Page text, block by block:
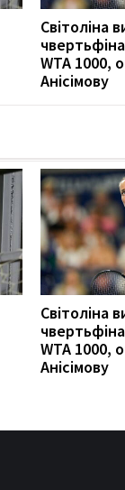
Світоліна
WTA 1000,
Анісімову
Світоліна
WTA 1000,
Анісімову